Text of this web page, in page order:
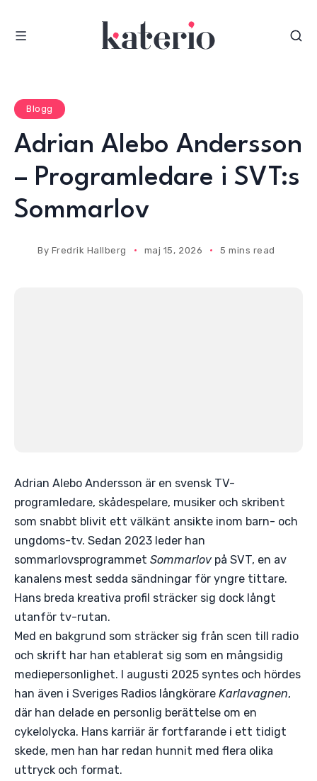
Blogg
Adrian Alebo Andersson
– Programledare i SVT:s
Sommarlov
By Fredrik Hallberg maj 15, 2026 5 mins read
Adrian Alebo Andersson är en svensk TV-
programledare, skådespelare, musiker och skribent
som snabbt blivit ett välkänt ansikte inom barn- och
ungdoms-tv. Sedan 2023 leder han
sommarlovsprogrammet Sommarlov på SVT, en av
kanalens mest sedda sändningar för yngre tittare.
Hans breda kreativa profil sträcker sig dock långt
utanför tv-rutan.
Med en bakgrund som sträcker sig från scen till radio
och skrift har han etablerat sig som en mångsidig
mediepersonlighet. I augusti 2025 syntes och hördes
han även i Sveriges Radios långkörare Karlavagnen,
där han delade en personlig berättelse om en
cykelolycka. Hans karriär är fortfarande i ett tidigt
skede, men han har redan hunnit med flera olika
uttryck och format.